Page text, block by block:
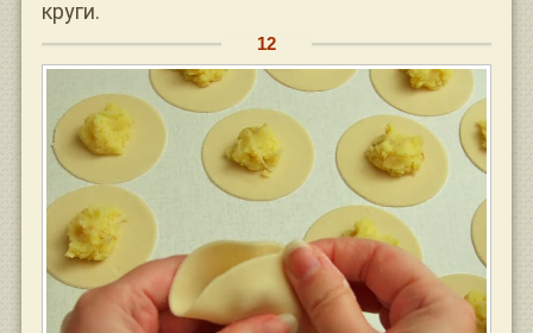
круги.